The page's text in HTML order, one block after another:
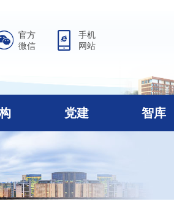
官方
微信
手机
网站
党建 智库